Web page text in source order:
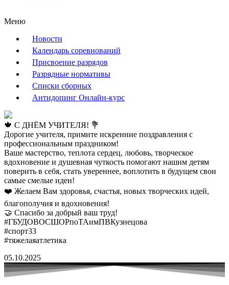
Меню
Новости
Календарь соревнований
Присвоение разрядов
Разрядные нормативы
Списки сборных
Антидопинг Онлайн-курс
🍁 С ДНЁМ УЧИТЕЛЯ! 💐
Дорогие учителя, примите искренние поздравления с
профессиональным праздником!
Ваше мастерство, теплота сердец, любовь, творческое
вдохновение и душевная чуткость помогают нашим детям
поверить в себя, стать увереннее, воплотить в будущем свои
самые смелые идеи!
❤️ Желаем Вам здоровья, счастья, новых творческих идей,
благополучия и вдохновения!
🤝 Спасибо за добрый ваш труд!
#ГБУДОВОСШОРпоТАимПВКузнецова
#спорт33
#тяжелаяатлетика
05.10.2025